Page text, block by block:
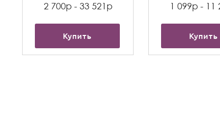
2 700р - 33 521р
Купить
1 099р - 11
Купить